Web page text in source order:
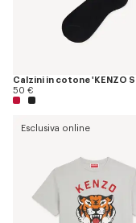
50 €
Esclusiva online